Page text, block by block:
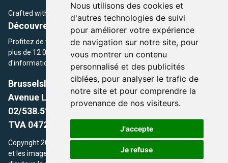
Nous utilisons des cookies et
d'autres technologies de suivi
pour améliorer votre expérience
de navigation sur notre site, pour
vous montrer un contenu
personnalisé et des publicités
ciblées, pour analyser le trafic de
notre site et pour comprendre la
provenance de nos visiteurs.
J'accepte
Je refuse
Crafted with by Brusselslife Team
Découvrez plus de 12 000 adresses et événements
Profitez de toutes les sections de BrusselsLife.be et découvrez
plus de 12 000 adresses et un grand choix d'événements,
d'informations et de conseils et astuces de notre écriture.
Brusselslife.be
Avenue Louise, 500 -1050 Ixelles, Brussels,
02/538.51.49.
TVA 0472.281.221
Copyright 2026 © Brusselslife.be Tous droits réservés. Le contenu
et les images utilisés sur ce site sont protégés par le droit